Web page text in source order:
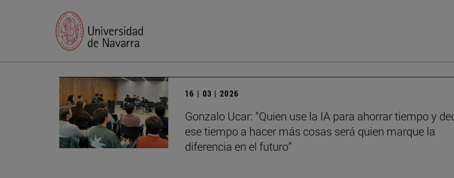
16 | 03 | 2026
Gonzalo Ucar: “Quien use la IA para ahorrar tiempo y
ese tiempo a hacer más cosas será quien marque la
diferencia en el futuro”